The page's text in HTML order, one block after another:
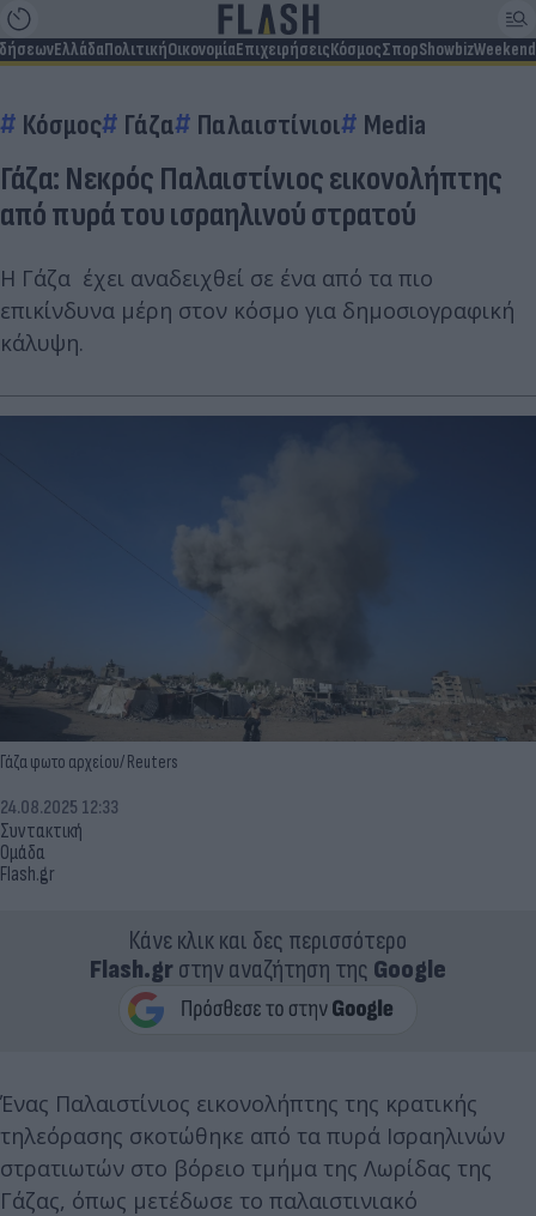
ΕλλάδαΠολιτικήΟικονομίαΕπιχειρήσειςΚόσμοςΣπορShowbizWeekend
Κόσμος Γάζα Παλαιστίνιοι Media
Γάζα: Νεκρός Παλαιστίνιος εικονολήπτης
από πυρά του ισραηλινού στρατού
Η Γάζα έχει αναδειχθεί σε ένα από τα πιο
επικίνδυνα μέρη στον κόσμο για δημοσιογραφική
κάλυψη.
Γάζα φωτο αρχείου/ Reuters
Συντακτική
Ομάδα
Flash.gr
24.08.2025 12:33
Κάνε κλικ και δες περισσότερο
Flash.grστην αναζήτηση της Google
Ένας Παλαιστίνιος εικονολήπτης της κρατικής
τηλεόρασης σκοτώθηκε από τα πυρά Ισραηλινών
στρατιωτών στο βόρειο τμήμα της Λωρίδας της
Γάζας, όπως μετέδωσε το παλαιστινιακό